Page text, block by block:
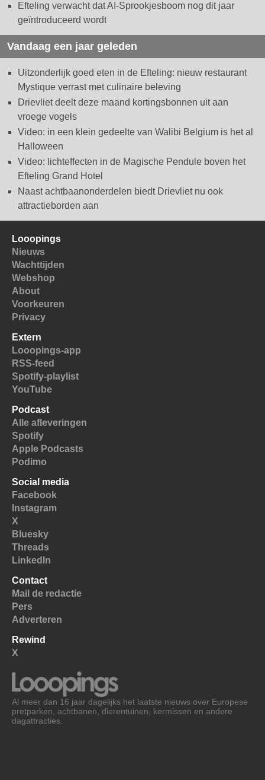
Efteling verwacht dat AI-Sprookjesboom nog dit jaar
geïntroduceerd wordt
Vandaag een jaar geleden
Uitzonderlijk goed eten in de Efteling: nieuw restaurant
Mystique verrast met culinaire beleving
Drievliet deelt deze maand kortingsbonnen uit aan
vroege vogels
Video: in een klein gedeelte van Walibi Belgium is het al
Halloween
Video: lichteffecten in de Magische Pendule boven het
Efteling Grand Hotel
Naast achtbaanonderdelen biedt Drievliet nu ook
attractieborden aan
Looopings
Nieuws
Wachttijden
Webshop
About
Voorkeuren
Privacy
Extern
Looopings-app
RSS-feed
Spotify-playlist
YouTube
Podcast
Alle afleveringen
Spotify
Apple Podcasts
Podimo
Social media
Facebook
Instagram
X
Bluesky
Threads
LinkedIn
Contact
Mail de redactie
Pers
Adverteren
Rewind
X
Al meer dan 16 jaar dagelijks het laatste nieuws over Europese
pretparken, achtbanen, dierentuinen, kermissen en andere
dagattracties.